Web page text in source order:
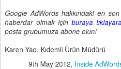
Google AdWords hakkındaki en
haberdar olmak için buraya
posta grubumuza abone olun!
Karen Yao, Kıdemli Ürün Müdürü
9th May 2012, Inside